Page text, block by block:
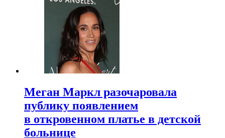
Меган Маркл разочаровала
публику появлением
в откровенном платье в детской
больнице